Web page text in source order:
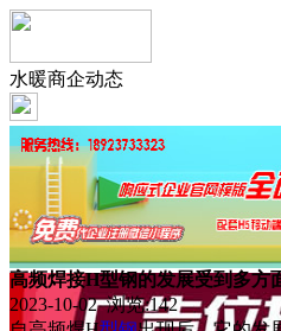
水暖商企动态
高频焊接H型钢的发展受到多方
2023-10-02 浏览:142